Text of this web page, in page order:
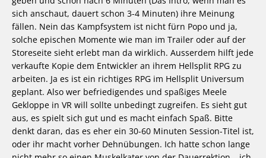
sich anschaut, dauert schon 3-4 Minuten) ihre Meinung
fällen. Nein das Kampfsystem ist nicht fürn Popo und ja,
solche epischen Momente wie man im Trailer oder auf der
Storeseite sieht erlebt man da wirklich. Ausserdem hilft jede
verkaufte Kopie dem Entwickler an ihrem Hellsplit RPG zu
arbeiten. Ja es ist ein richtiges RPG im Hellsplit Universum
geplant. Also wer befriedigendes und spaßiges Meele
Gekloppe in VR will sollte unbedingt zugreifen. Es sieht gut
aus, es spielt sich gut und es macht einfach Spaß. Bitte
denkt daran, das es eher ein 30-60 Minuten Session-Titel ist,
oder ihr macht vorher Dehnübungen. Ich hatte schon lange